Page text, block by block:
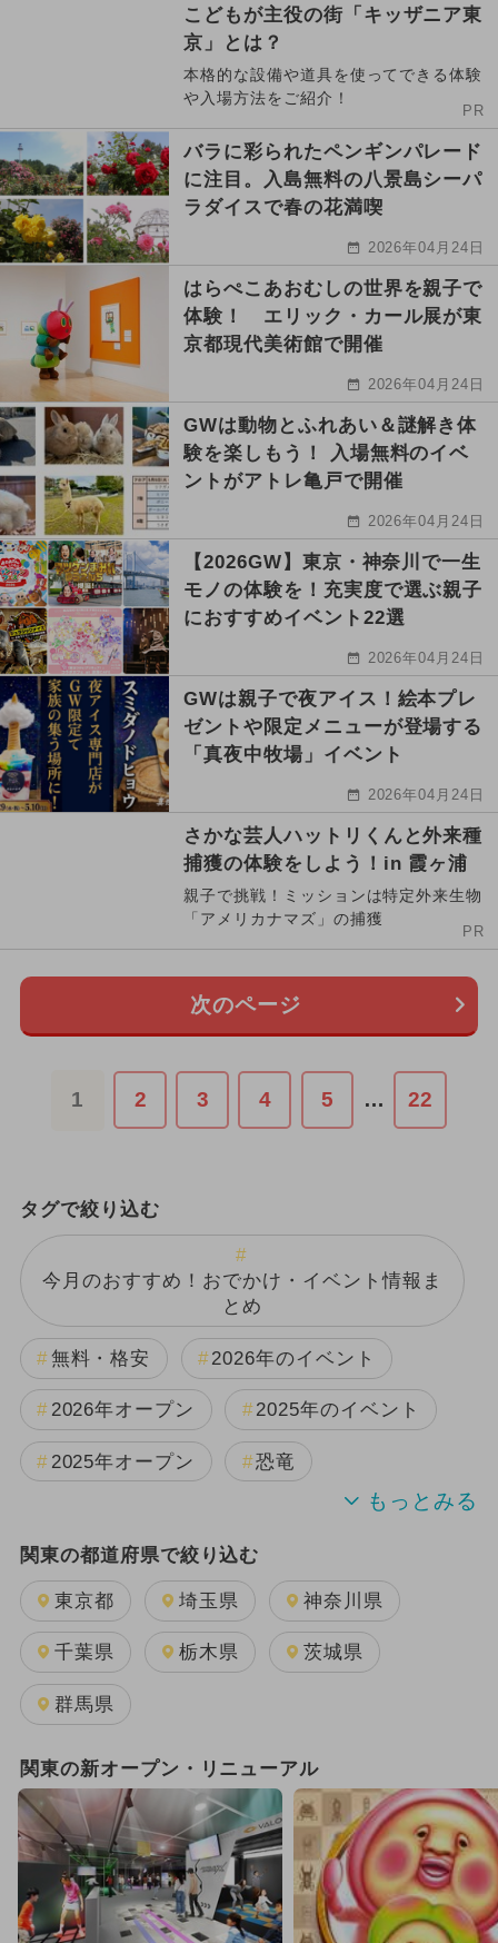
こどもが主役の街「キッザニア東
京」とは？
本格的な設備や道具を使ってできる体験
や入場方法をご紹介！
PR
バラに彩られたペンギンパレード
に注目。入島無料の八景島シーパ
ラダイスで春の花満喫
2026年04月24日
はらぺこあおむしの世界を親子で
体験！ エリック・カール展が東
京都現代美術館で開催
2026年04月24日
GWは動物とふれあい＆謎解き体
験を楽しもう！ 入場無料のイベ
ントがアトレ亀戸で開催
2026年04月24日
【2026GW】東京・神奈川で一生
モノの体験を！充実度で選ぶ親子
におすすめイベント22選
2026年04月24日
GWは親子で夜アイス！絵本プレ
ゼントや限定メニューが登場する
「真夜中牧場」イベント
2026年04月24日
さかな芸人ハットリくんと外来種
捕獲の体験をしよう！in 霞ヶ浦
親子で挑戦！ミッションは特定外来生物
「アメリカナマズ」の捕獲
PR
次のページ
1 2 3 4 5 … 22
タグで絞り込む
今月のおすすめ！おでかけ・イベント情報ま
とめ
無料・格安 2026年のイベント
2026年オープン 2025年のイベント
2025年オープン 恐竜
2024年のイベント
週末イベント関東パック 夏休み
日帰り 雨の日OK キャラクター
GW(ゴールデンウィーク)
2026年1月のイベント
2025年12月のイベント
2026年8月のイベント
関東の都道府県で絞り込む
東京都 埼玉県 神奈川県
千葉県 栃木県 茨城県
群馬県
関東の新オープン・リニューアル